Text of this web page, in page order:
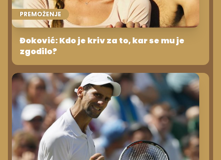
PREMOŽENJE
Đoković: Kdo je kriv za to, kar se mu je
zgodilo?